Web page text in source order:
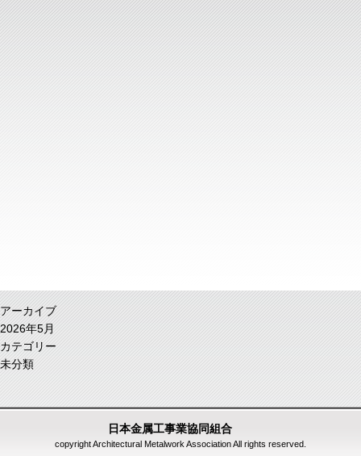
アーカイブ
2026年5月
カテゴリー
未分類
日本金属工事業協同組合
copyright Architectural Metalwork Association All rights reserved.